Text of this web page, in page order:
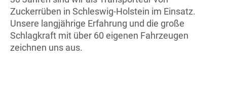
Zuckerrüben in Schleswig-Holstein im Einsatz.
Unsere langjährige Erfahrung und die große
Schlagkraft mit über 60 eigenen Fahrzeugen
zeichnen uns aus.